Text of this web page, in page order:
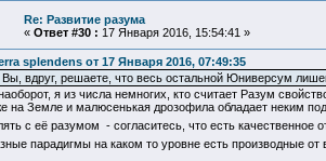
Re: Развитие разума
« Ответ #30 : 17 Января 2016, 15:54:41 »
splendens от 17 Января 2016, 07:49:35
Вы, вдруг, решаете, что весь остальной Юниверсум
наоборот, я из числа немногих, кто считает Разум
на Земле и малюсенькая дрозофила обладает неким
с её разумом - согласитесь, что есть качественное
парадигмы на каком то уровне есть производные